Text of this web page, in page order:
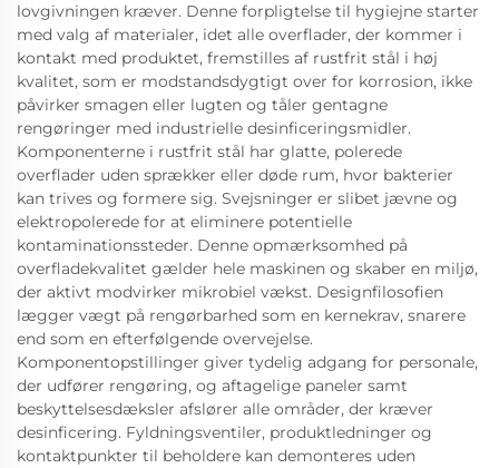
lovgivningen kræver. Denne forpligtelse til hygiejne starter
med valg af materialer, idet alle overflader, der kommer i
kontakt med produktet, fremstilles af rustfrit stål i høj
kvalitet, som er modstandsdygtigt over for korrosion, ikke
påvirker smagen eller lugten og tåler gentagne
rengøringer med industrielle desinficeringsmidler.
Komponenterne i rustfrit stål har glatte, polerede
overflader uden sprækker eller døde rum, hvor bakterier
kan trives og formere sig. Svejsninger er slibet jævne og
elektropolerede for at eliminere potentielle
kontaminationssteder. Denne opmærksomhed på
overfladekvalitet gælder hele maskinen og skaber en miljø,
der aktivt modvirker mikrobiel vækst. Designfilosofien
lægger vægt på rengørbarhed som en kernekrav, snarere
end som en efterfølgende overvejelse.
Komponentopstillinger giver tydelig adgang for personale,
der udfører rengøring, og aftagelige paneler samt
beskyttelsesdæksler afslører alle områder, der kræver
desinficering. Fyldningsventiler, produktledninger og
kontaktpunkter til beholdere kan demonteres uden